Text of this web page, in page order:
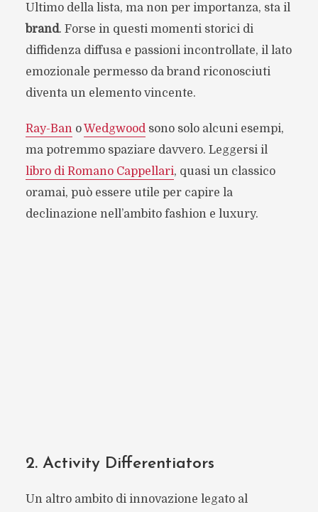
Ultimo della lista, ma non per importanza, sta il
brand. Forse in questi momenti storici di
diffidenza diffusa e passioni incontrollate, il lato
emozionale permesso da brand riconosciuti
diventa un elemento vincente.
Ray-Ban oWedgwood sono solo alcuni esempi,
ma potremmo spaziare davvero. Leggersi il
libro di Romano Cappellari, quasi un classico
oramai, può essere utile per capire la
declinazione nell’ambito fashion e luxury.
2. Activity Differentiators
Un altro ambito di innovazione legato al